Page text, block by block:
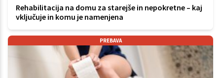
Rehabilitacija na domu za starejše in nepokretne – kaj
vključuje in komu je namenjena
PREBAVA